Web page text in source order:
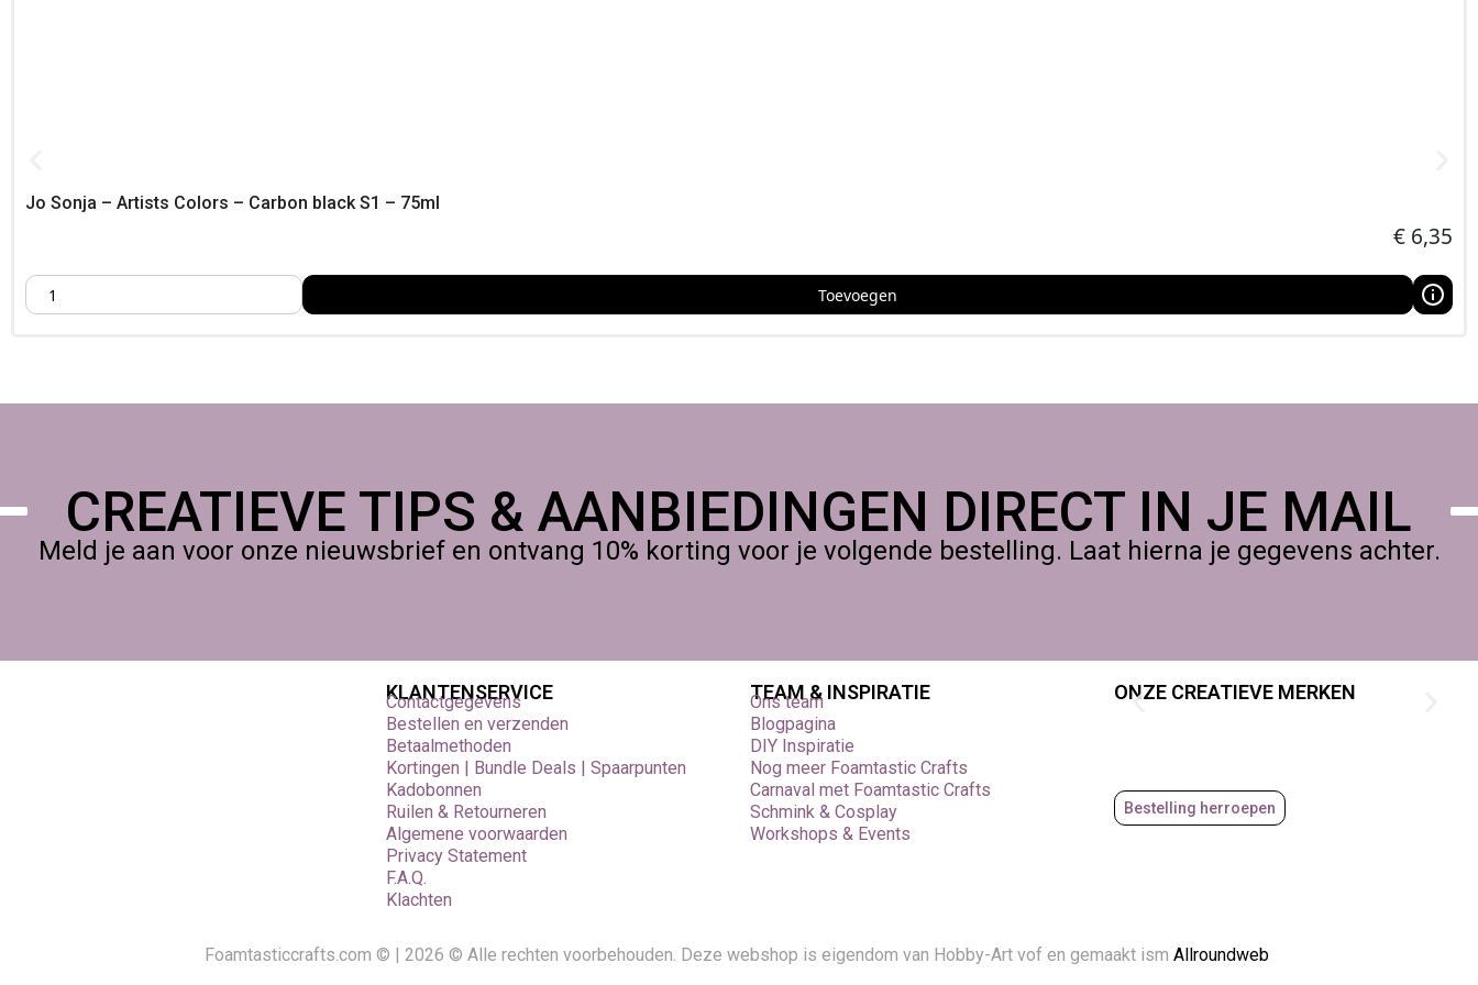
Jo Sonja – Artists Colors – Carbon black S1 – 75ml
€ 6,35
Toevoegen
CREATIEVE TIPS & AANBIEDINGEN DIRECT IN JE MAIL
Meld je aan voor onze nieuwsbrief en ontvang 10% korting voor je volgende bestelling. Laat hierna je gegevens achter.
KLANTENSERVICE
Contactgegevens
Bestellen en verzenden
Betaalmethoden
Kortingen | Bundle Deals | Spaarpunten
Kadobonnen
Ruilen & Retourneren
Algemene voorwaarden
Privacy Statement
F.A.Q.
Klachten
TEAM & INSPIRATIE
Ons team
Blogpagina
DIY Inspiratie
Nog meer Foamtastic Crafts
Carnaval met Foamtastic Crafts
Schmink & Cosplay
Workshops & Events
ONZE CREATIEVE MERKEN
Bestelling herroepen
Foamtasticcrafts.com © | 2026 © Alle rechten voorbehouden. Deze webshop is eigendom van Hobby-Art vof en gemaakt ism Allroundweb